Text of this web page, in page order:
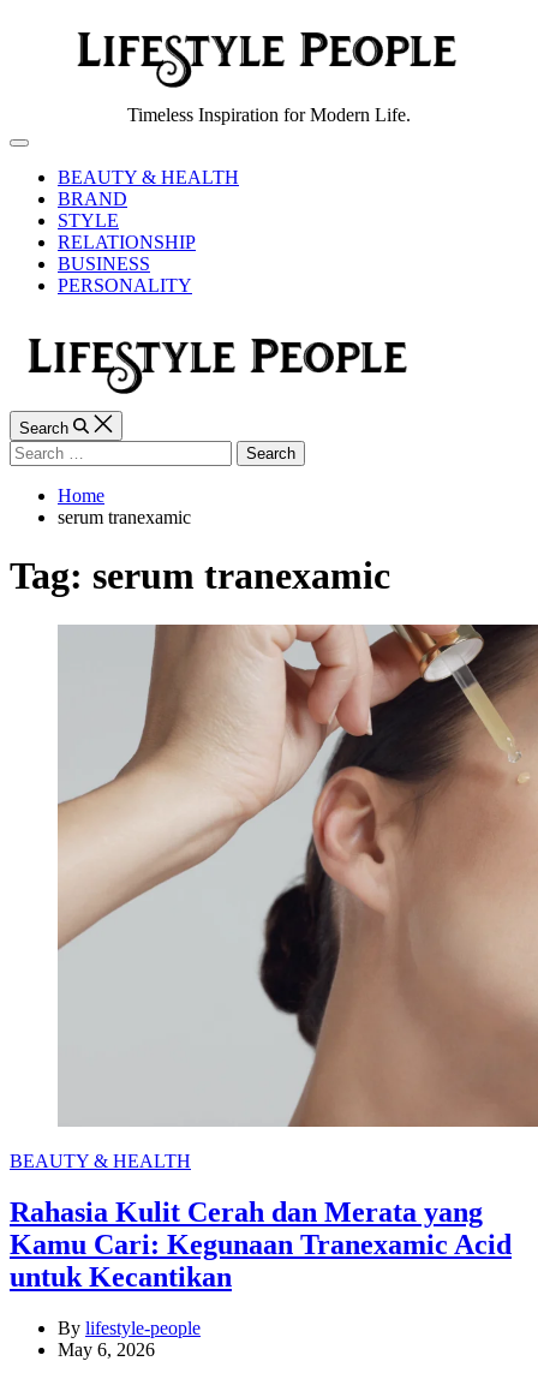
People
Timeless Inspiration for Modern Life.
Off
CanvasBEAUTY & HEALTH
BRAND
STYLE
RELATIONSHIP
BUSINESS
PERSONALITY
Search
Search
for:
Home
serum tranexamic
Tag: serum tranexamic
Categories
BEAUTY & HEALTH
Rahasia Kulit Cerah dan Merata yang
Kamu Cari: Kegunaan Tranexamic Acid
untuk Kecantikan
By lifestyle-people
May 6, 2026